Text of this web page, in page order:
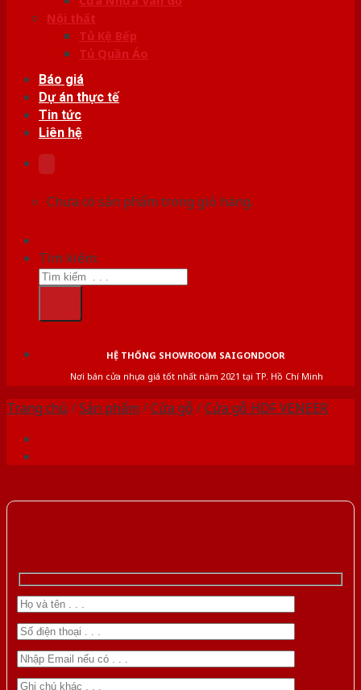
Nội thất
Tủ Kệ Bếp
Tủ Quần Áo
Báo giá
Dự án thực tế
Tin tức
Liên hệ
Chưa có sản phẩm trong giỏ hàng.
Tìm kiếm:
HỆ THỐNG SHOWROOM SAIGONDOOR
Nơi bán cửa nhựa giá tốt nhất năm 2021 tại TP. Hồ Chí Minh
Trang chủ /Sản phẩm /Cửa gỗ /Cửa gỗ HDF VENEER